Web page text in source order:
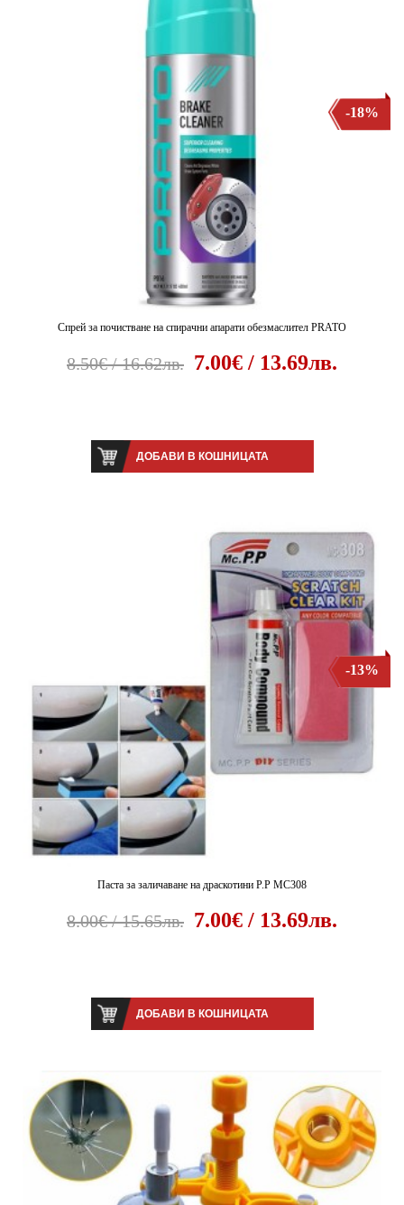
Спрей за почистване на спирачни апарати обезмаслител PRATO
8.50€ / 16.62лв. 7.00€ / 13.69лв.
-18%
ДОБАВИ В КОШНИЦАТА
Паста за заличаване на драскотини P.P MC308
8.00€ / 15.65лв. 7.00€ / 13.69лв.
-13%
ДОБАВИ В КОШНИЦАТА